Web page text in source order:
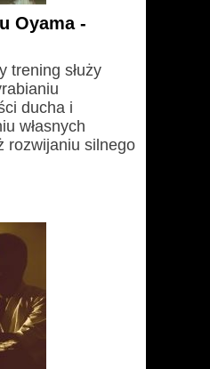
Oyama -
trening służy
ducha i
własnych
rozwijaniu silnego